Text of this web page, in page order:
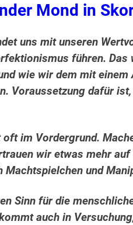
Mond in
uns mit unseren
führen.
wie wir dem mit einem
Voraussetzung dafür
im Vordergrund.
wir etwas mehr
und
Sinn für die
auch in